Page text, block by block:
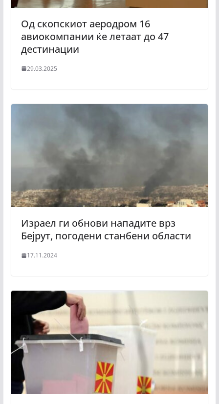
Од скопскиот аеродром 16
авиокомпании ќе летаат до 47
дестинации
29.03.2025
Израел ги обнови нападите врз
Бејрут, погодени станбени области
17.11.2024